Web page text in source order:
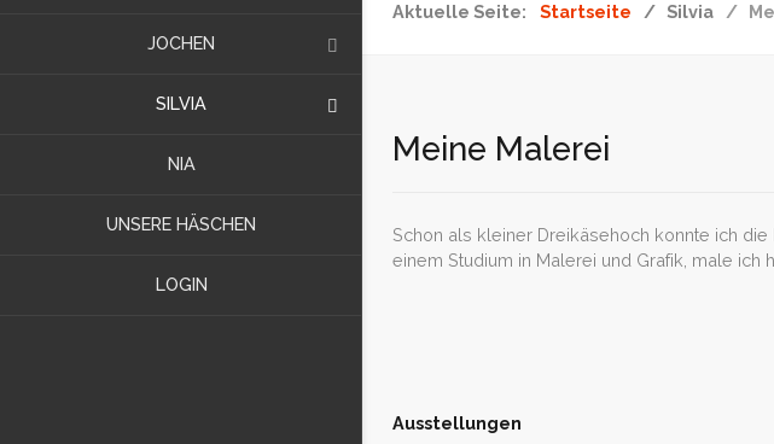
JOCHEN
SILVIA
NIA
UNSERE HÄSCHEN
LOGIN
Aktuelle Seite: Startseite Silvia
Meine Malerei
Schon als kleiner Dreikäsehoch konnte ich
einem Studium in Malerei und Grafik, male
Ausstellungen